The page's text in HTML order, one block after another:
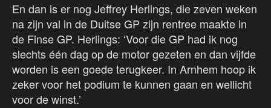
En dan is er nog Jeffrey Herlings, die zeven weken
na zijn val in de Duitse GP zijn rentree maakte in
de Finse GP. Herlings: ‘Voor die GP had ik nog
slechts één dag op de motor gezeten en dan vijfde
worden is een goede terugkeer. In Arnhem hoop ik
zeker voor het podium te kunnen gaan en wellicht
voor de winst.’